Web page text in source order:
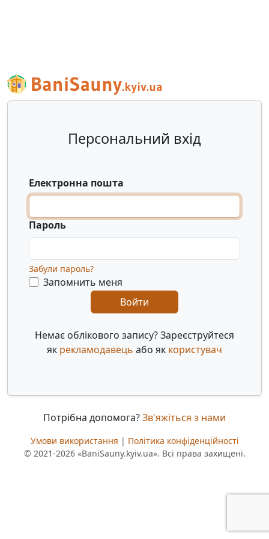
Персональний вхід
Електронна пошта
Пароль
Забули пароль?
Запомнить меня
Войти
Немає облікового запису? Зареєструйтеся
як рекламодавець або як користувач
Потрібна допомога?Зв'яжіться з нами
Умови використання | Політика конфіденційності
© 2021-2026 «BaniSauny.kyiv.ua». Всі права захищені.